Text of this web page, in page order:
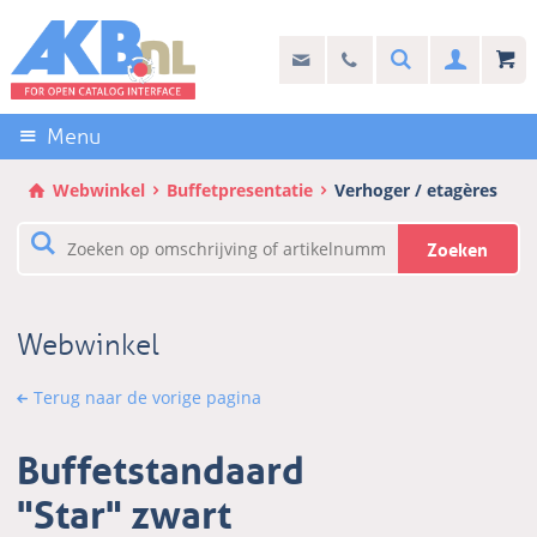
links
over
Direct
naar
de
inhoud
naar
info@akb.nl
Stel uw vraag
030 69 50 814Search
Menu
Webwinkel Buffetpresentatie Verhoger / etagères
Zoeken
Webwinkel
Terug naar de vorige pagina
Buffetstandaard
"Star" zwart